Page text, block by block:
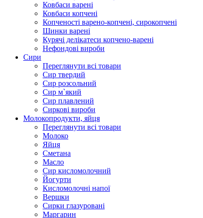
Ковбаси варені
Ковбаси копчені
Копченості варено-копчені, сирокопчені
Шинки варені
Курячі делікатеси копчено-варені
Нефондові вироби
Сири
Переглянути всі товари
Сир твердий
Сир розсольний
Сир м`який
Сир плавлений
Сиркові вироби
Молокопродукти, яйця
Переглянути всі товари
Молоко
Яйця
Сметана
Масло
Сир кисломолочний
Йогурти
Кисломолочні напої
Вершки
Сирки глазуровані
Маргарин